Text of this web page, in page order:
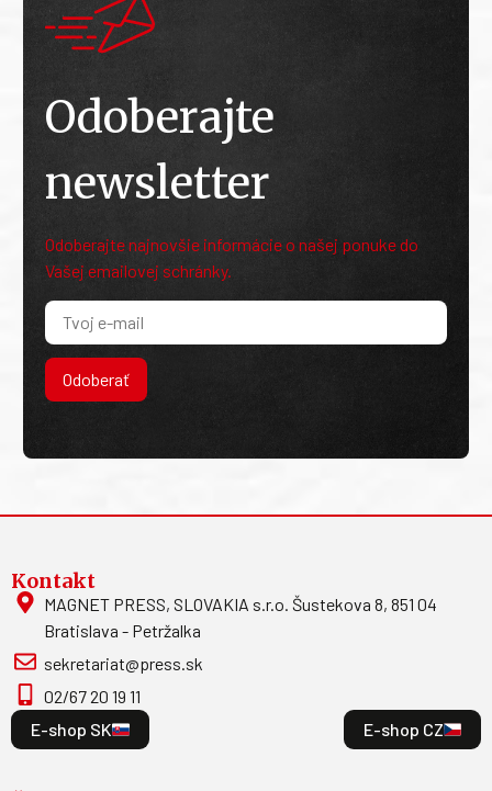
Odoberajte
newsletter
Odoberajte najnovšie informácie o našej ponuke do
Vašej emailovej schránky.
Odoberať
Kontakt
MAGNET PRESS, SLOVAKIA s.r.o. Šustekova 8, 851 04
Bratislava - Petržalka
sekretariat@press.sk
02/67 20 19 11
E-shop SK
E-shop CZ